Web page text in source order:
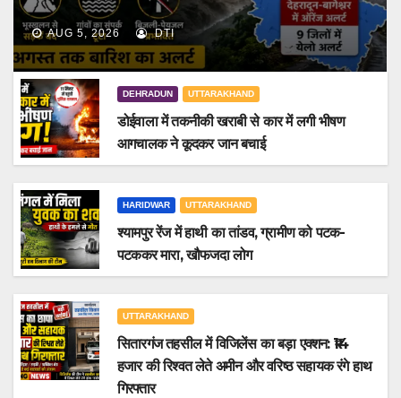
AUG 5, 2026 DTI
DEHRADUN UTTARAKHAND
डोईवाला में तकनीकी खराबी से कार में लगी भीषण
आगचालक ने कूदकर जान बचाई
HARIDWAR UTTARAKHAND
श्यामपुर रेंज में हाथी का तांडव, ग्रामीण को पटक-
पटककर मारा, खौफजदा लोग
UTTARAKHAND
सितारगंज तहसील में विजिलेंस का बड़ा एक्शन: ₹14
हजार की रिश्वत लेते अमीन और वरिष्ठ सहायक रंगे हाथ
गिरफ्तार